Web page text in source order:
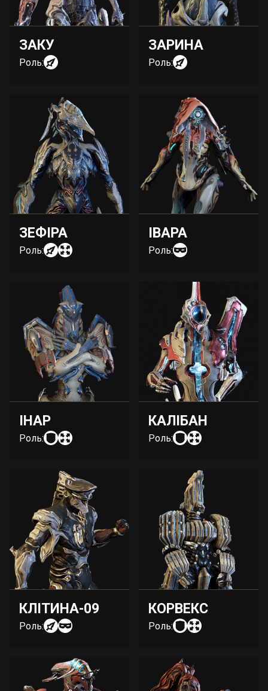
ЗАКУ
Роль:
ЗАРИНА
Роль:
ЗЕФІРА
Роль:
ІВАРА
Роль:
ІНАР
Роль:
КАЛІБАН
Роль:
КЛІТИНА-09
Роль:
КОРВЕКС
Роль: